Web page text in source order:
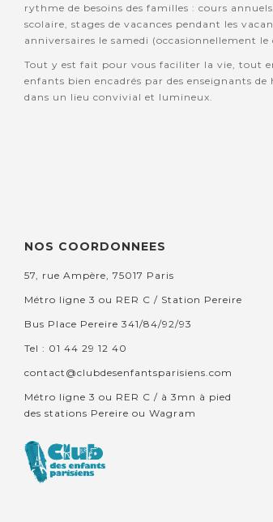
rythme de besoins des familles : cours
scolaire, stages de vacances pendant les
anniversaires le samedi (occasionnellement le
Tout y est fait pour vous faciliter la vie, tout
enfants bien encadrés par des enseignants de
dans un lieu convivial et lumineux.
NOS COORDONNEES
57, rue Ampère, 75017 Paris
Métro ligne 3 ou RER C / Station Pereire
Bus Place Pereire 341/84/92/93
Tel : 01 44 29 12 40
contact@clubdesenfantsparisiens.com
Métro ligne 3 ou RER C / à 3mn à pied
des stations Pereire ou Wagram